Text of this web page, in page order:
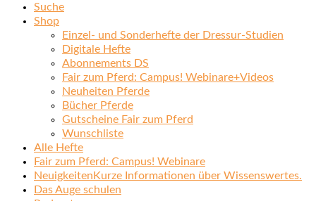
Suche
Shop
Einzel- und Sonderhefte der Dressur-Studien
Digitale Hefte
Abonnements DS
Fair zum Pferd: Campus! Webinare+Videos
Neuheiten Pferde
Bücher Pferde
Gutscheine Fair zum Pferd
Wunschliste
Alle Hefte
Fair zum Pferd: Campus! Webinare
Neuigkeiten Kurze Informationen über Wissenswertes.
Das Auge schulen